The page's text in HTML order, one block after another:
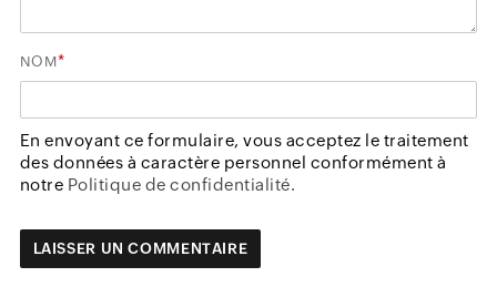
NOM*
En envoyant ce formulaire, vous acceptez le traitement
des données à caractère personnel conformément à
notre Politique de confidentialité.